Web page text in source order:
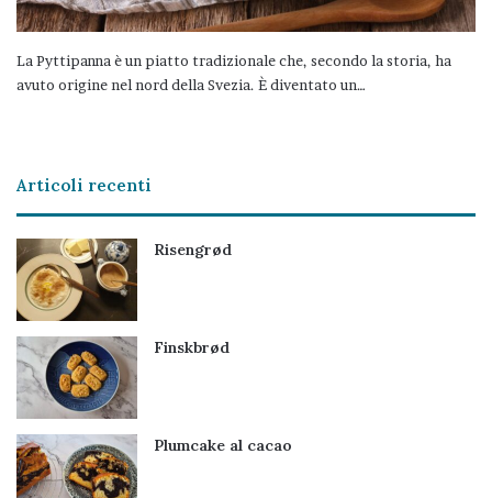
La Pyttipanna è un piatto tradizionale che, secondo la storia, ha
avuto origine nel nord della Svezia. È diventato un…
Articoli recenti
Risengrød
Finskbrød
Plumcake al cacao